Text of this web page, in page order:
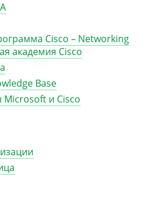
Cisco – Networking
академия Cisco
Base
Microsoft и Cisco